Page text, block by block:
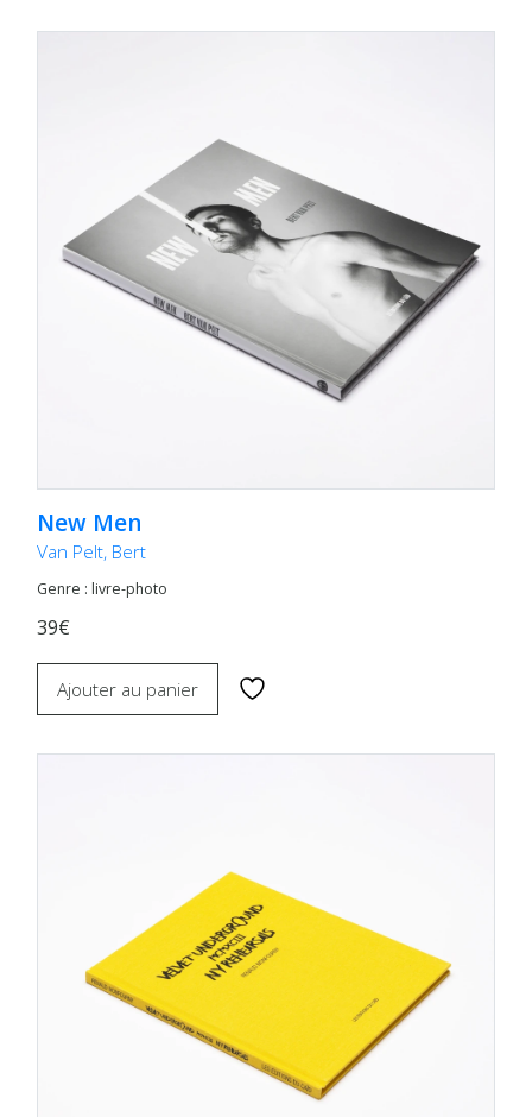
New Men
Van Pelt, Bert
Genre : livre-photo
39€
Ajouter au panier